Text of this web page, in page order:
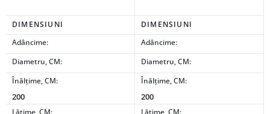
DIMENSIUNI
DIMENSIUNI
Adâncime:
Adâncime:
Diametru, CM:
Diametru, CM:
Înălțime, CM:
200
Înălțime, CM:
200